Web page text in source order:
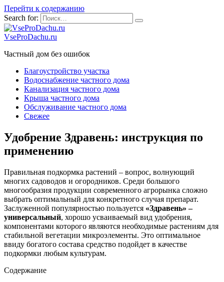
Перейти к содержанию
Search for:
VseProDachu.ru
Частный дом без ошибок
Благоустройство участка
Водоснабжение частного дома
Канализация частного дома
Крыша частного дома
Обслуживание частного дома
Свежее
Удобрение Здравень: инструкция по
применению
Правильная подкормка растений – вопрос, волнующий
многих садоводов и огородников. Среди большого
многообразия продукции современного агрорынка сложно
выбрать оптимальный для конкретного случая препарат.
Заслуженной популярностью пользуется «Здравень» –
универсальный, хорошо усваиваемый вид удобрения,
компонентами которого являются необходимые растениям для
стабильной вегетации микроэлементы. Это оптимальное
ввиду богатого состава средство подойдет в качестве
подкормки любым культурам.
Содержание